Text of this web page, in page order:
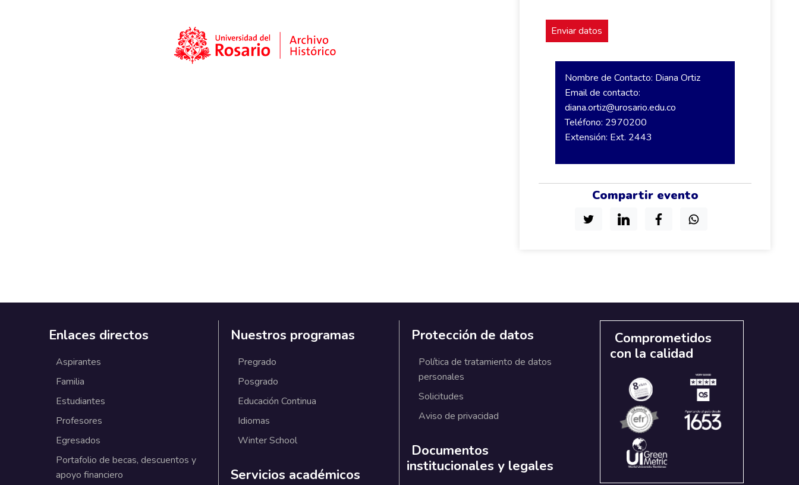
Nombre de Contacto: Diana Ortiz
Email de contacto:
diana.ortiz@urosario.edu.co
Teléfono: 2970200
Extensión: Ext. 2443
Compartir evento
Enlaces directos
Aspirantes
Familia
Estudiantes
Profesores
Egresados
Portafolio de becas, descuentos y
apoyo financiero
Nuestros programas
Pregrado
Posgrado
Educación Continua
Idiomas
Winter School
Servicios académicos
Protección de datos
Política de tratamiento de datos
personales
Solicitudes
Aviso de privacidad
Documentos
institucionales y legales
Comprometidos
con la calidad